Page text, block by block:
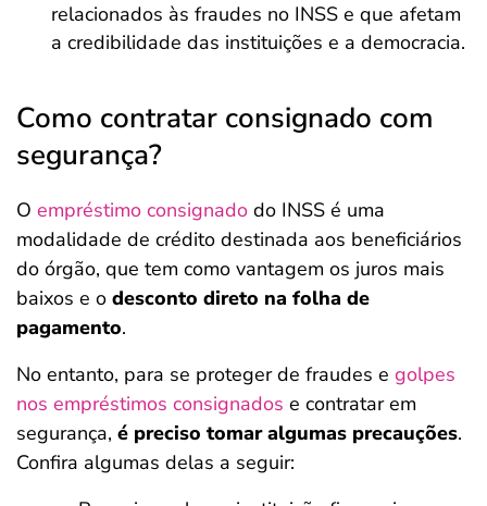
relacionados às fraudes no INSS e que afetam
a credibilidade das instituições e a democracia.
Como contratar consignado com
segurança?
O empréstimo consignado do INSS é uma
modalidade de crédito destinada aos beneficiários
do órgão, que tem como vantagem os juros mais
baixos e o desconto direto na folha de
pagamento.
No entanto, para se proteger de fraudes e golpes
nos empréstimos consignados e contratar em
segurança, é preciso tomar algumas precauções.
Confira algumas delas a seguir: